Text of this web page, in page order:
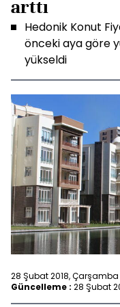
arttı
Hedonik Konut
önceki aya göre
yükseldi
28 Şubat 2018, Çarşamba
Güncelleme : 28 Şubat